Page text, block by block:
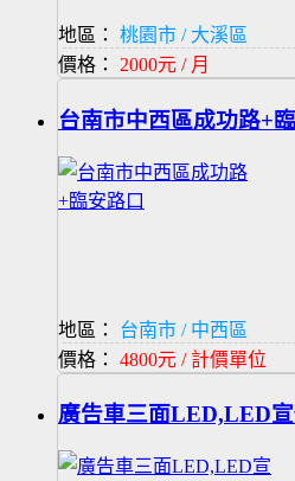
地區：
桃園市 / 大溪區
價格： 2000元 / 月
台南市中西區成功路+
地區：
台南市 / 中西區
價格： 4800元 / 計價單位
廣告車三面LED,LED